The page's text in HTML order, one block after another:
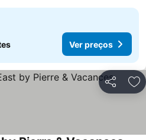
Ver preços
Partilhar